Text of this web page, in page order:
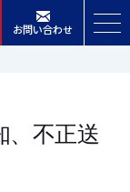
お問い合わせ
、不正送